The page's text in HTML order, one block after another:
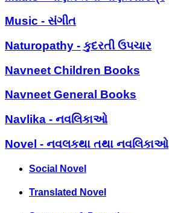
Music - સંગીત
Naturopathy - કુદરતી ઉપચાર
Navneet Children Books
Navneet General Books
Navlika - નવલિકાઓ
Novel - નવલકથા તથા નવલિકાઓ
Social Novel
Translated Novel